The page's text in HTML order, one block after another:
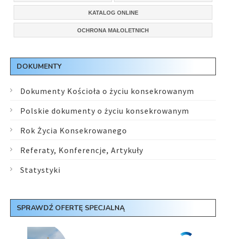
KATALOG ONLINE
OCHRONA MAŁOLETNICH
DOKUMENTY
Dokumenty Kościoła o życiu konsekrowanym
Polskie dokumenty o życiu konsekrowanym
Rok Życia Konsekrowanego
Referaty, Konferencje, Artykuły
Statystyki
SPRAWDŹ OFERTĘ SPECJALNĄ